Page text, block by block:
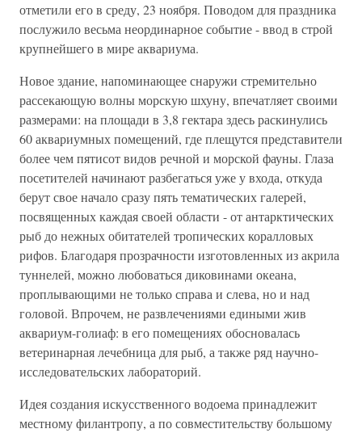
отметили его в среду, 23 ноября. Поводом для праздника
послужило весьма неординарное событие - ввод в строй
крупнейшего в мире аквариума.
Новое здание, напоминающее снаружи стремительно
рассекающую волны морскую шхуну, впечатляет своими
размерами: на площади в 3,8 гектара здесь раскинулись
60 аквариумных помещений, где плещутся представители
более чем пятисот видов речной и морской фауны. Глаза
посетителей начинают разбегаться уже у входа, откуда
берут свое начало сразу пять тематических галерей,
посвященных каждая своей области - от антарктических
рыб до нежных обитателей тропических коралловых
рифов. Благодаря прозрачности изготовленных из акрила
туннелей, можно любоваться диковинами океана,
проплывающими не только справа и слева, но и над
головой. Впрочем, не развлечениями едиными жив
аквариум-голиаф: в его помещениях обосновалась
ветеринарная лечебница для рыб, а также ряд научно-
исследовательских лабораторий.
Идея создания искусственного водоема принадлежит
местному филантропу, а по совместительству большому